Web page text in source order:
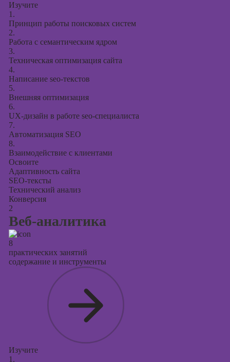
Изучите
1.
Принцип работы поисковых систем
2.
Работа с семантическим ядром
3.
Техническая оптимизация сайта
4.
Написание seo-текстов
5.
Внешняя оптимизация
6.
UX-дизайн в работе seo-специалиста
7.
Автоматизация SEO
8.
Взаимодействие с клиентами
Освоите
Адаптивность сайта
SEO-тексты
Технический анализ
Конверсия
2
Веб-аналитика
8
практических занятий
содержание и инструменты
Изучите
1.